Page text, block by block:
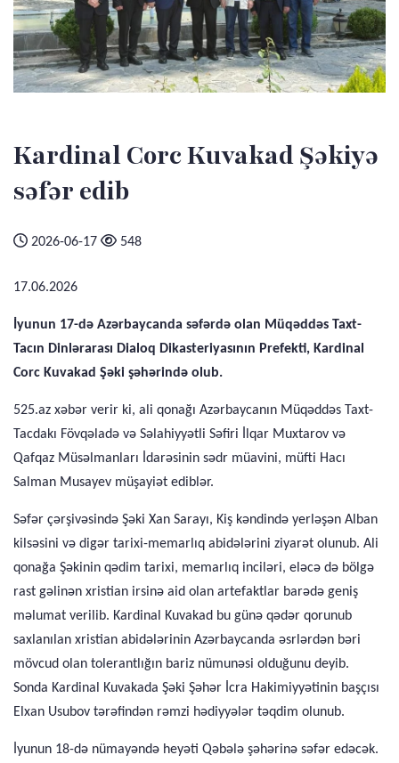
Kardinal Corc Kuvakad Şəkiyə
səfər edib
2026-06-17 548
17.06.2026
İyunun 17-də Azərbaycanda səfərdə olan Müqəddəs Taxt-
Tacın Dinlərarası Dialoq Dikasteriyasının Prefekti, Kardinal
Corc Kuvakad Şəki şəhərində olub.
525.az xəbər verir ki, ali qonağı Azərbaycanın Müqəddəs Taxt-
Tacdakı Fövqəladə və Səlahiyyətli Səfiri İlqar Muxtarov və
Qafqaz Müsəlmanları İdarəsinin sədr müavini, müfti Hacı
Salman Musayev müşayiət ediblər.
Səfər çərşivəsində Şəki Xan Sarayı, Kiş kəndində yerləşən Alban
kilsəsini və digər tarixi-memarlıq abidələrini ziyarət olunub. Ali
qonağa Şəkinin qədim tarixi, memarlıq inciləri, eləcə də bölgə
rast gəlinən xristian irsinə aid olan artefaktlar barədə geniş
məlumat verilib. Kardinal Kuvakad bu günə qədər qorunub
saxlanılan xristian abidələrinin Azərbaycanda əsrlərdən bəri
mövcud olan tolerantlığın bariz nümunəsi olduğunu deyib.
Sonda Kardinal Kuvakada Şəki Şəhər İcra Hakimiyyətinin başçısı
Elxan Usubov tərəfindən rəmzi hədiyyələr təqdim olunub.
İyunun 18-də nümayəndə heyəti Qəbələ şəhərinə səfər edəcək.